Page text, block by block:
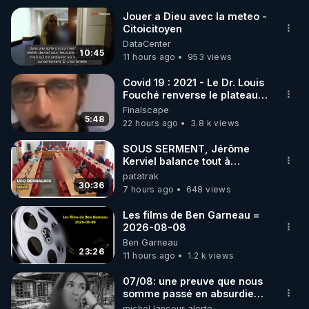
🌱 INSTAGRAM
https://www.instagram.com/rdlr_thierrycasasnovas/
http://rgnr.li/instagram
🌱 LA NEWSLETTER
Pour ne pas rater l’actualité RGNR (stages,
http://rgnr.li/news
🌱 VIDÉOS NON CENSURÉES SUR ODYSEE
Toutes les vidéos Youtube sont aussi sur la
http://rgnr.li/odysee
🌱 LES STAGES EN PRÉSENTIEL
10:45
Jouer a Dieu avec la meteo -
Citoicitoyen
DataCenter
11 hours ago
953 views
5:48
Covid 19 : 2021 - Le Dr. Louis
Fouché renverse le plateau
de CNews !
Finalscape
22 hours ago
3.8 k views
30:36
SOUS SERMENT, Jérôme
Kerviel balance tout à
l'Assemblée !
patatrak
7 hours ago
648 views
23:26
Les films de Ben Garneau =
2026-08-08
Ben Garneau
11 hours ago
1.2 k views
07/08: une preuve que nous
somme passé en absurdie
une dictature qui veut faire